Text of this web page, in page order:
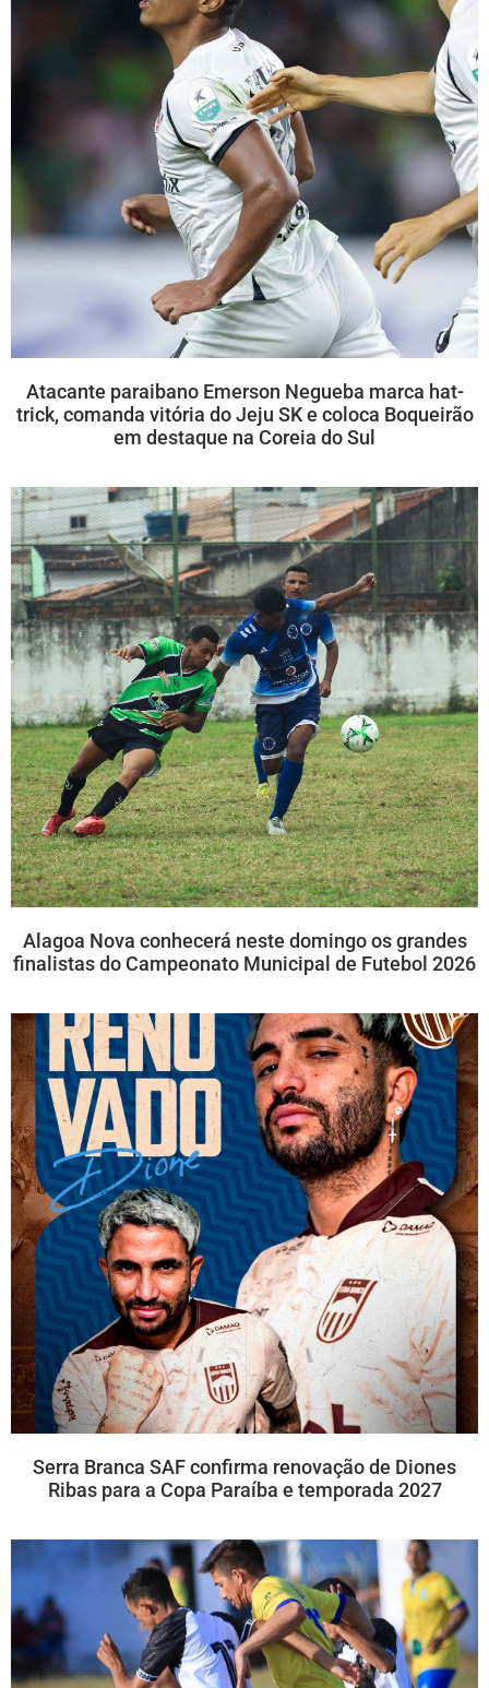
Atacante paraibano Emerson Negueba marca hat-
trick, comanda vitória do Jeju SK e coloca Boqueirão
em destaque na Coreia do Sul
Alagoa Nova conhecerá neste domingo os grandes
finalistas do Campeonato Municipal de Futebol 2026
Serra Branca SAF confirma renovação de Diones
Ribas para a Copa Paraíba e temporada 2027